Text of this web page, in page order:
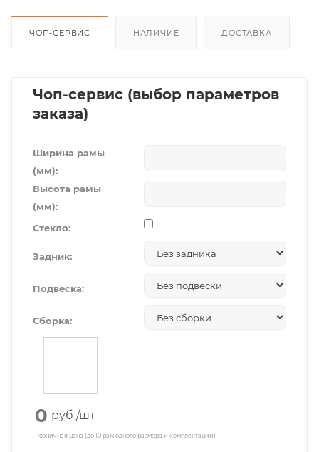
ЧОП-СЕРВИС НАЛИЧИЕ ДОСТАВКА
Чоп-сервис (выбор параметров
заказа)
Ширина рамы
(мм):
Высота рамы
(мм):
Стекло:
Задник:
Подвеска:
Сборка:
0 руб /шт
Розничная цена (до 10 рам одного размера и комплектации)